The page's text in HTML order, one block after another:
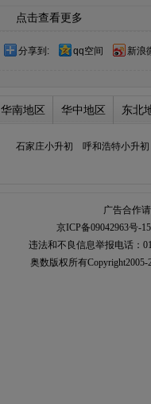
点击查看更多
分享到: qq空间 新浪
华南地区 华中地区 东北
石家庄小升初 呼和浩特小升初
广告合作
京ICP备09042963号-15
违法和不良信息举报电话：
奥数 版权所有Copyright2005-